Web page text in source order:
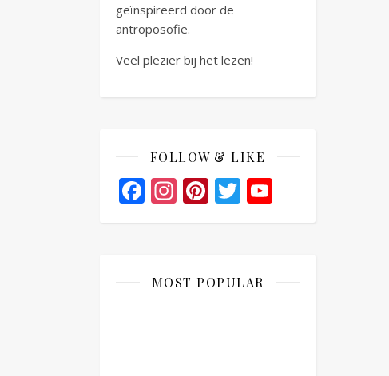
geïnspireerd door de
antroposofie.
Veel plezier bij het lezen!
FOLLOW & LIKE
Facebook
Instagram
Pinterest
Twitter
Channel
MOST POPULAR